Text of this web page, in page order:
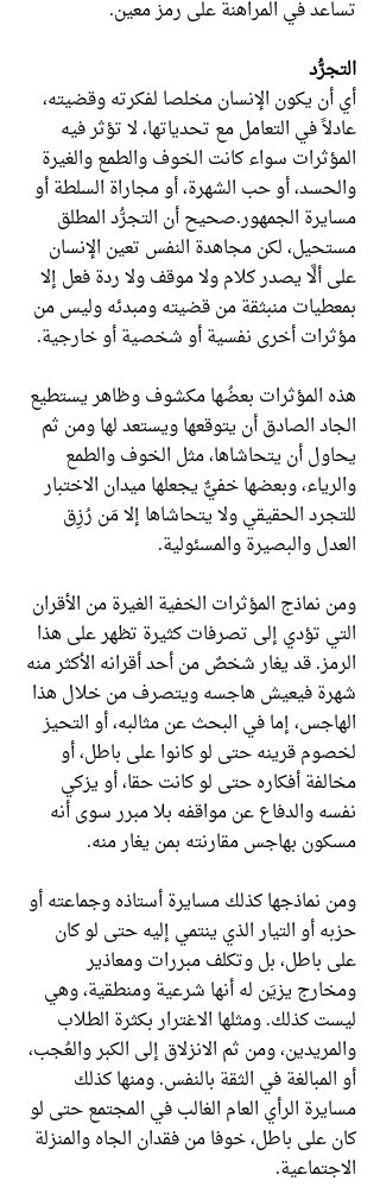
تساعد في المراهنة على رمز معين.
التجرُّد
أي أن يكون الإنسان مخلصا لفكرته وقضيته،
عادلاً في التعامل مع تحدياتها، لا تؤثر فيه
المؤثرات سواء كانت الخوف والطمع والغيرة
والحسد، أو حب الشهرة، أو مجاراة السلطة أو
مسايرة الجمهور.صحيح أن التجرُّد المطلق
مستحيل، لكن مجاهدة النفس تعين الإنسان
على ألَّا يصدر كلام ولا موقف ولا ردة فعل إلا
بمعطيات منبثقة من قضيته ومبدئه وليس من
مؤثرات أخرى نفسية أو شخصية أو خارجية.
هذه المؤثرات بعضُها مكشوف وظاهر يستطيع
الجاد الصادق أن يتوقعها ويستعد لها ومن ثم
يحاول أن يتحاشاها، مثل الخوف والطمع
والرياء، وبعضها خفيٌّ يجعلها ميدان الاختبار
للتجرد الحقيقي ولا يتحاشاها إلا مَن رُزِق
العدل والبصيرة والمسئولية.
ومن نماذج المؤثرات الخفية الغيرة من الأقران
التي تؤدي إلى تصرفات كثيرة تظهر على هذا
الرمز. قد يغار شخصٌ من أحد أقرانه الأكثر منه
شهرة فيعيش هاجسه ويتصرف من خلال هذا
الهاجس، إما في البحث عن مثالبه، أو التحيز
لخصوم قرينه حتى لو كانوا على باطل، أو
مخالفة أفكاره حتى لو كانت حقا، أو يزكي
نفسه والدفاع عن مواقفه بلا مبرر سوى أنه
مسكون بهاجس مقارنته بمن يغار منه.
ومن نماذجها كذلك مسايرة أستاذه وجماعته أو
حزبه أو التيار الذي ينتمي إليه حتى لو كان
على باطل، بل وتكلف مبررات ومعاذير
ومخارج يزيَن له أنها شرعية ومنطقية، وهي
ليست كذلك. ومثلها الاغترار بكثرة الطلاب
والمريدين، ومن ثم الانزلاق إلى الكبر والعُجب،
أو المبالغة في الثقة بالنفس. ومنها كذلك
مسايرة الرأي العام الغالب في المجتمع حتى لو
كان على باطل، خوفا من فقدان الجاه والمنزلة
الاجتماعية.